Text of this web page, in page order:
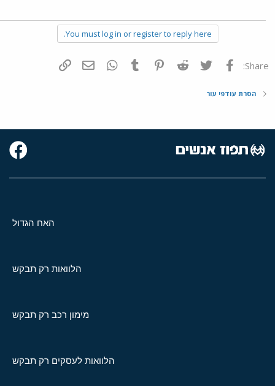
You must log in or register to reply here.
Share: פייסבוק Twitter
Reddit
Pinterest
Tumblr
WhatsAppדואר אלקטרוני
הסרת עודפי עור
האח הגדול
הלוואות רק תבקש
מימון רכב רק תבקש
הלוואות לעסקים רק תבקש